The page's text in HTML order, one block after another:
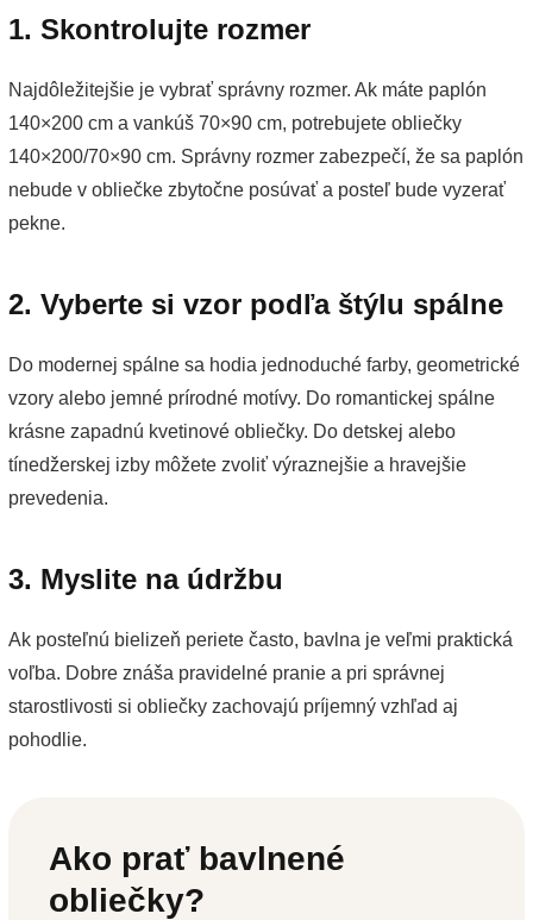
1. Skontrolujte rozmer
Najdôležitejšie je vybrať správny rozmer. Ak máte paplón
140×200 cm a vankúš 70×90 cm, potrebujete obliečky
140×200/70×90 cm. Správny rozmer zabezpečí, že sa paplón
nebude v obliečke zbytočne posúvať a posteľ bude vyzerať
pekne.
2. Vyberte si vzor podľa štýlu spálne
Do modernej spálne sa hodia jednoduché farby, geometrické
vzory alebo jemné prírodné motívy. Do romantickej spálne
krásne zapadnú kvetinové obliečky. Do detskej alebo
tínedžerskej izby môžete zvoliť výraznejšie a hravejšie
prevedenia.
3. Myslite na údržbu
Ak posteľnú bielizeň periete často, bavlna je veľmi praktická
voľba. Dobre znáša pravidelné pranie a pri správnej
starostlivosti si obliečky zachovajú príjemný vzhľad aj
pohodlie.
Ako prať bavlnené
obliečky?